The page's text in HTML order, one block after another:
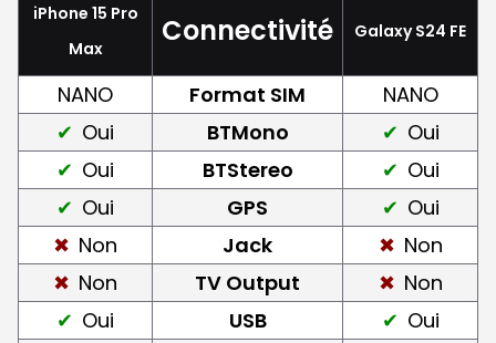
iPhone 15 Pro
Max
Connectivité Galaxy S24 FE
NANO Format SIM
NANO
Oui
BTMono
Oui
Oui
BTStereo
Oui
Oui
GPS
Oui
Non
Jack
Non
Non
TV Output
Non
Oui
USB
Oui